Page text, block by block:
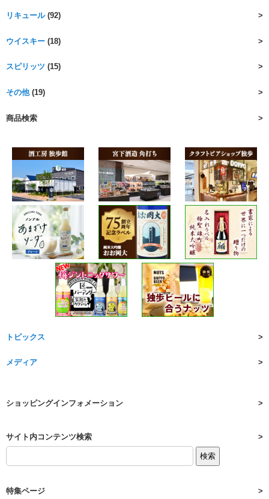
リキュール(92)
ウイスキー (18)
スピリッツ (15)
その他(19)
商品検索
トピックス
メディア
ショッピングインフォメーション
サイト内コンテンツ検索
特集ページ